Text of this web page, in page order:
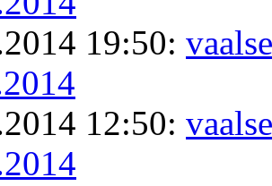
19:50:
12:50: